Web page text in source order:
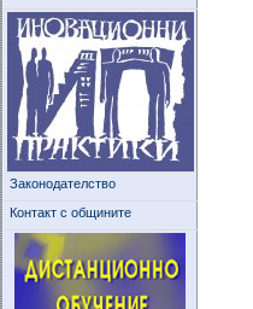
Законодателство
Контакт с общините